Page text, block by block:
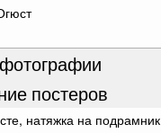
постеров
натяжка на подрамник